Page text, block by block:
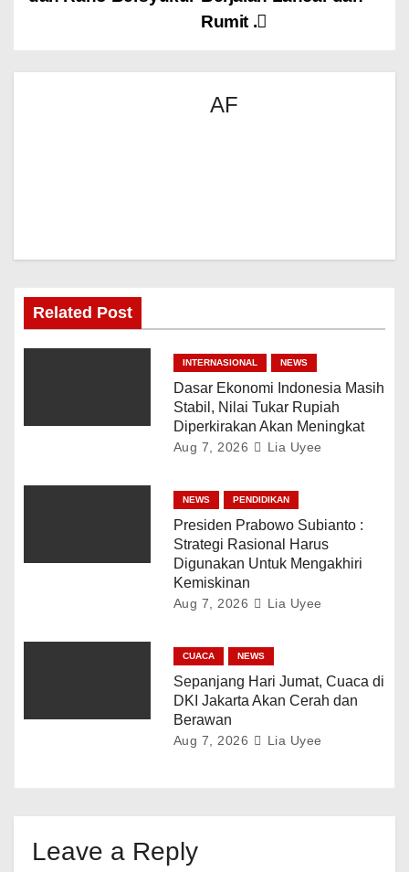
Rumit .
AF
Related Post
INTERNASIONAL NEWS
Dasar Ekonomi Indonesia Masih
Stabil, Nilai Tukar Rupiah
Diperkirakan Akan Meningkat
Aug 7, 2026 Lia Uyee
NEWS PENDIDIKAN
Presiden Prabowo Subianto :
Strategi Rasional Harus
Digunakan Untuk Mengakhiri
Kemiskinan
Aug 7, 2026 Lia Uyee
CUACA NEWS
Sepanjang Hari Jumat, Cuaca di
DKI Jakarta Akan Cerah dan
Berawan
Aug 7, 2026 Lia Uyee
Leave a Reply